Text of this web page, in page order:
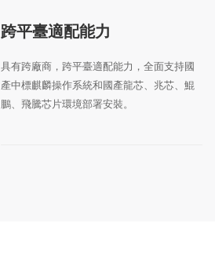
跨平臺適配能力
具有跨廠商，跨平臺適配能力，全面支持國
產中標麒麟操作系統和國產龍芯、兆芯、鯤
鵬、飛騰芯片環境部署安裝。